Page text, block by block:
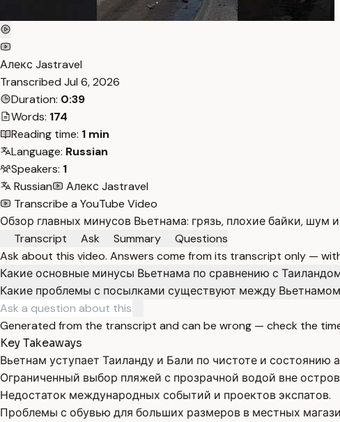
Алекс Jastravel
Transcribed Jul 6, 2026
Duration: 0:39
Words: 174
Reading time: 1 min
Language: Russian
Speakers: 1
Russian
Алекс Jastravel
Transcribe a YouTube Video
Обзор главных минусов Вьетнама: грязь, плохие байки,
Transcript
Ask Summary
Questions
Ask about this video. Answers come from its transcript only —
Какие основные минусы Вьетнама по сравнению с
Какие проблемы с посылками существуют между
Generated from the transcript and can be wrong — check the
Key Takeaways
Вьетнам уступает Таиланду и Бали по чистоте и состоянию
Ограниченный выбор пляжей с прозрачной водой вне
Недостаток международных событий и проектов экспатов.
Проблемы с обувью для больших размеров в местных